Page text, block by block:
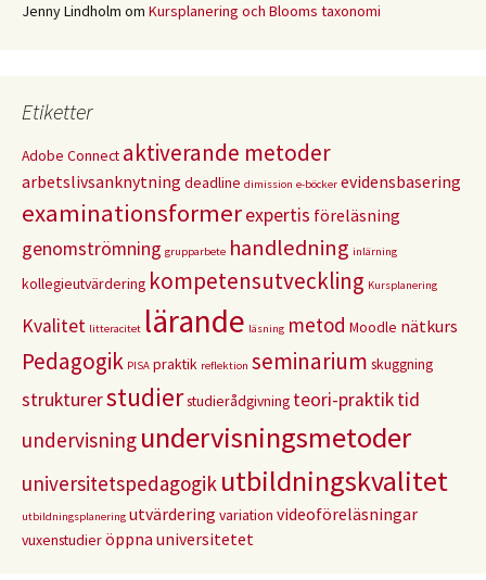
Jenny Lindholm om Kursplanering och Blooms taxonomi
Etiketter
Adobe Connect aktiverande metoder
arbetslivsanknytning deadline dimission e-böcker evidensbasering
examinationsformerexpertis föreläsning
genomströmning grupparbete handledning inlärning
kollegieutvärdering kompetensutveckling Kursplanering
Kvalitet litteracitet lärande läsning metod Moodle nätkurs
Pedagogik PISA praktik reflektion seminarium skuggning
strukturerstudierstudierådgivning teori-praktiktid
undervisning undervisningsmetoder
universitetspedagogik utbildningskvalitet
utbildningsplanering utvärdering variation videoföreläsningar
vuxenstudieröppna universitetet